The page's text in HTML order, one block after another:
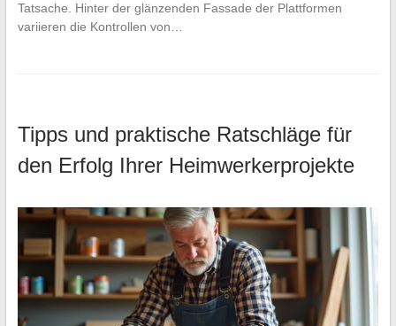
Tatsache. Hinter der glänzenden Fassade der Plattformen
variieren die Kontrollen von…
Tipps und praktische Ratschläge für
den Erfolg Ihrer Heimwerkerprojekte